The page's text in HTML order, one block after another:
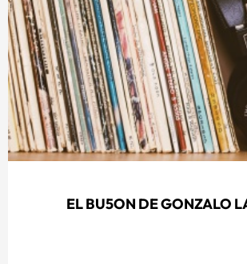
EL BU5ON DE GONZALO